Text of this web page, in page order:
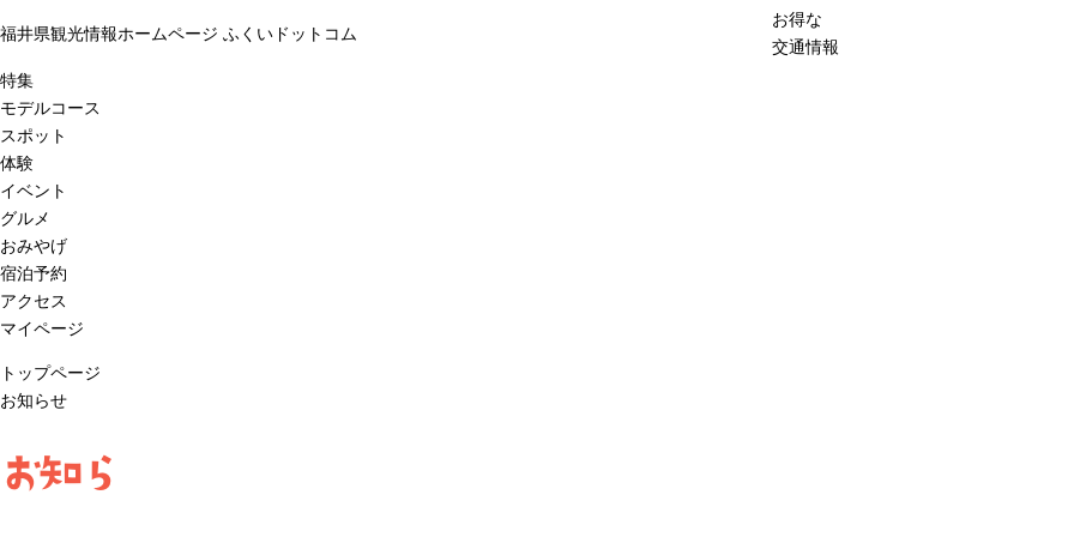
福井県観光情報ホームページ ふくいドットコム
お得な
交通情報
特集
モデルコース
スポット
体験
イベント
グルメ
おみやげ
宿泊予約
アクセス
マイページ
トップページ
お知らせ
知ら